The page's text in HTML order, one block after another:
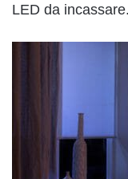
LED da incassare.